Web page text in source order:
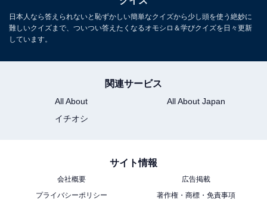
日本人なら答えられないと恥ずかしい簡単なクイズから少し頭を使う絶妙に
難しいクイズまで、ついつい答えたくなるオモシロ＆学びクイズを日々更新
しています。
関連サービス
All About
All About Japan
イチオシ
サイト情報
会社概要
広告掲載
プライバシーポリシー
著作権・商標・免責事項